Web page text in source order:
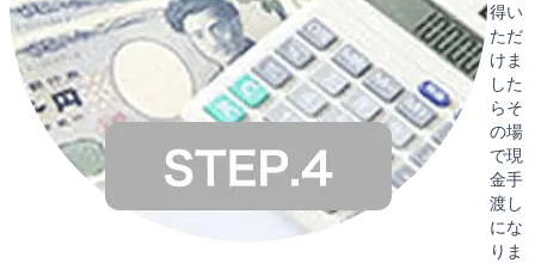
得い
ただ
けま
した
らそ
の場
で現
金手
渡し
にな
りま